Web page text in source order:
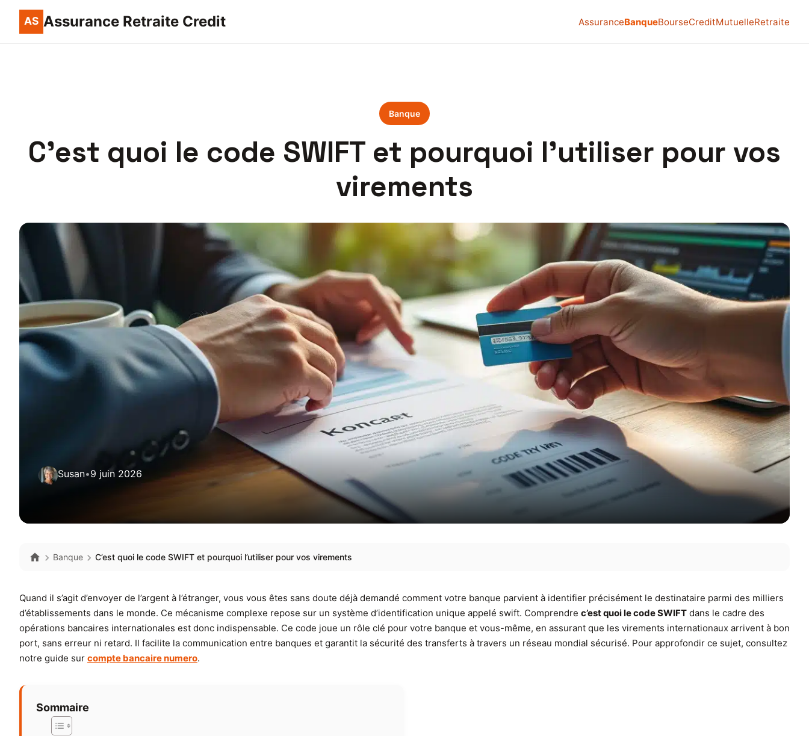
Assurance Retraite Credit AssuranceBanqueBourseCreditMutuelleRetraite
Banque
C’est quoi le code SWIFT et pourquoi l’utiliser pour vos
virements
Susan•9 juin 2026
Banque C’est quoi le code SWIFT et pourquoi l’utiliser pour vos virements
Quand il s’agit d’envoyer de l’argent à l’étranger, vous vous êtes sans doute déjà demandé comment votre banque parvient à identifier précisément le destinataire parmi des milliers
d’établissements dans le monde. Ce mécanisme complexe repose sur un système d’identification unique appelé swift. Comprendre c’est quoi le code SWIFT dans le cadre des
opérations bancaires internationales est donc indispensable. Ce code joue un rôle clé pour votre banque et vous-même, en assurant que les virements internationaux arrivent à bon
port, sans erreur ni retard. Il facilite la communication entre banques et garantit la sécurité des transferts à travers un réseau mondial sécurisé. Pour approfondir ce sujet, consultez
notre guide sur compte bancaire numero.
Sommaire